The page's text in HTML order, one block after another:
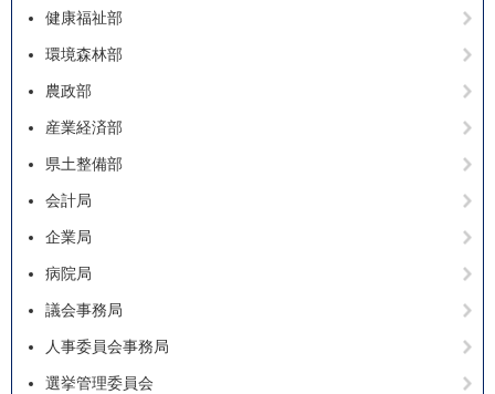
健康福祉部
環境森林部
農政部
産業経済部
県土整備部
会計局
企業局
病院局
議会事務局
人事委員会事務局
選挙管理委員会